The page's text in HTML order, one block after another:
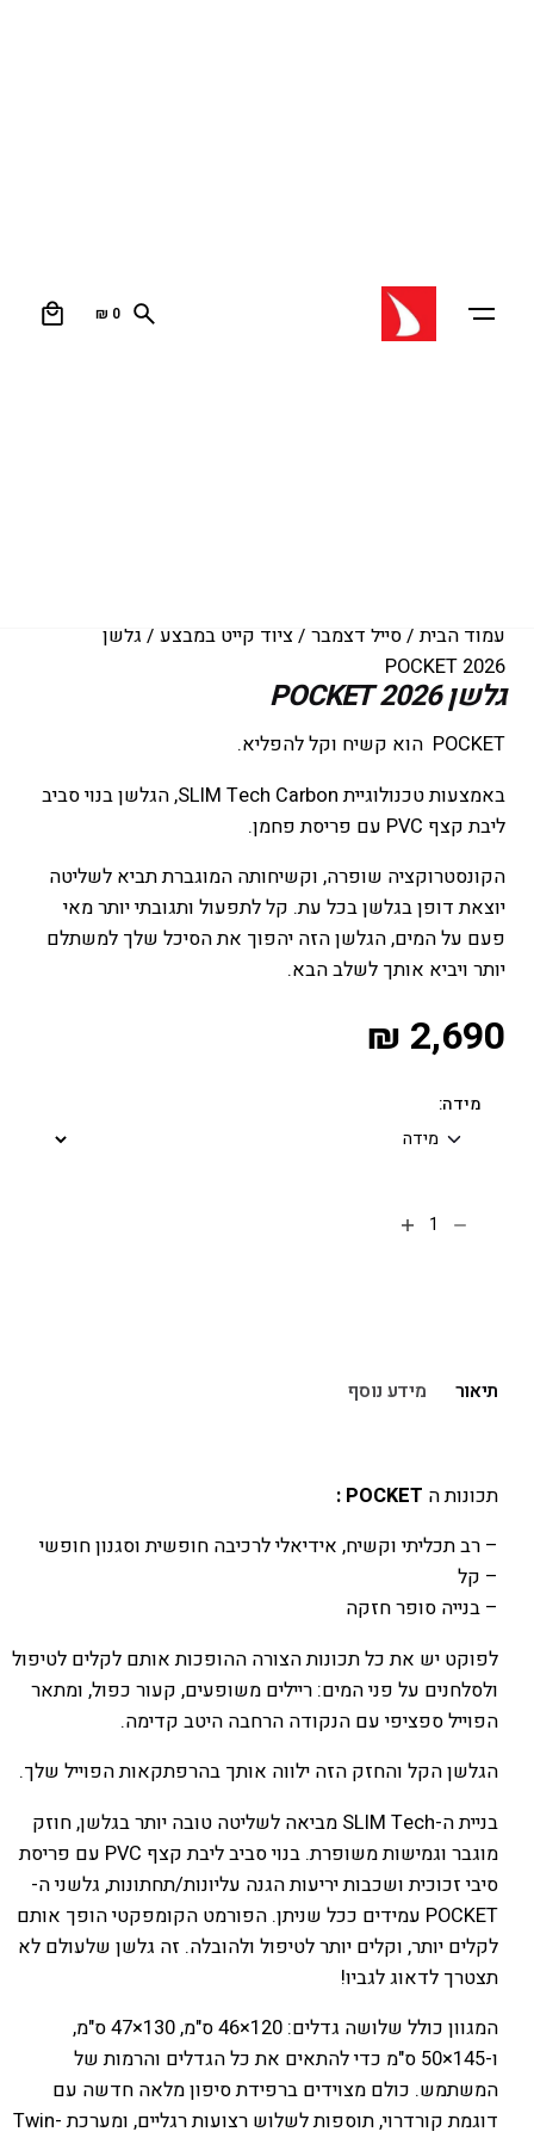
₪ 0
עמוד הבית/סייל דצמבר /ציוד קייט במבצע / גלשן
POCKET 2026
גלשן POCKET 2026
POCKET הוא קשיח וקל להפליא.
באמצעות טכנולוגיית SLIM Tech Carbon, הגלשן בנוי סביב
ליבת קצף PVC עם פריסת פחמן.
הקונסטרוקציה שופרה, וקשיחותה המוגברת תביא לשליטה
יוצאת דופן בגלשן בכל עת. קל לתפעול ותגובתי יותר מאי
פעם על המים, הגלשן הזה יהפוך את הסיכל שלך למשתלם
יותר ויביא אותך לשלב הבא.
מידה:
₪ 2,690
תיאור מידע נוסף
תכונות ה POCKET :
– רב תכליתי וקשיח, אידיאלי לרכיבה חופשית וסגנון חופשי
– קל
– בנייה סופר חזקה
לפוקט יש את כל תכונות הצורה ההופכות אותם לקלים לטיפול
ולסלחנים על פני המים: ריילים משופעים, קעור כפול, ומתאר
הפוייל ספציפי עם הנקודה הרחבה היטב קדימה.
הגלשן הקל והחזק הזה ילווה אותך בהרפתקאות הפוייל שלך.
בניית ה-SLIM Tech מביאה לשליטה טובה יותר בגלשן, חוזק
מוגבר וגמישות משופרת. בנוי סביב ליבת קצף PVC עם פריסת
סיבי זכוכית ושכבות יריעות הגנה עליונות/תחתונות, גלשני ה-
POCKET עמידים ככל שניתן. הפורמט הקומפקטי הופך אותם
לקלים יותר, וקלים יותר לטיפול ולהובלה. זה גלשן שלעולם לא
תצטרך לדאוג לגביו!
המגוון כולל שלושה גדלים: 120×46 ס"מ, 130×47 ס"מ,
ו-145×50 ס"מ כדי להתאים את כל הגדלים והרמות של
המשתמש. כולם מצוידים ברפידת סיפון מלאה חדשה עם
דוגמת קורדרוי, תוספות לשלוש רצועות רגליים, ומערכת Twin-